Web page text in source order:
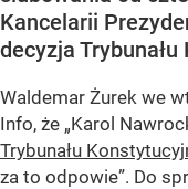
Kancelarii
decyzja
Waldemar Żurek we
Info, że „Karol
Trybunału
za to odpowie”. Do